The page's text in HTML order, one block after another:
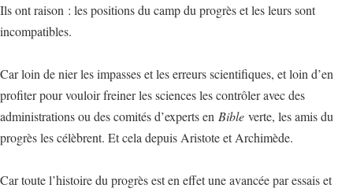
Ils ont raison : les positions du camp du progrès et les leurs sont
incompatibles.
Car loin de nier les impasses et les erreurs scientifiques, et loin d’en
profiter pour vouloir freiner les sciences les contrôler avec des
administrations ou des comités d’experts en Bible verte, les amis du
progrès les célèbrent. Et cela depuis Aristote et Archimède.
Car toute l’histoire du progrès est en effet une avancée par essais et